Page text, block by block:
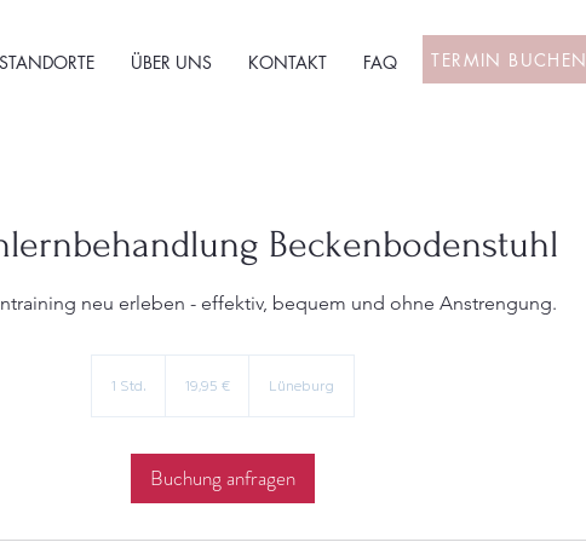
STANDORTE ÜBER UNS KONTAKT FAQ TERMIN BUCHEN
Beckenbodenstuhl
neu erleben - effektiv, bequem und ohne Anstrengung.
1 Std.
d
19,95 € Lüneburg
Buchung anfragen